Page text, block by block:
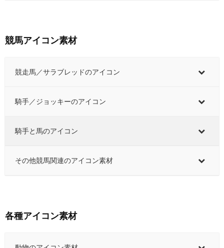
競馬アイコン素材
競走馬／サラブレッドのアイコン
騎手／ジョッキーのアイコン
騎手と馬のアイコン
その他競馬関連のアイコン素材
各種アイコン素材